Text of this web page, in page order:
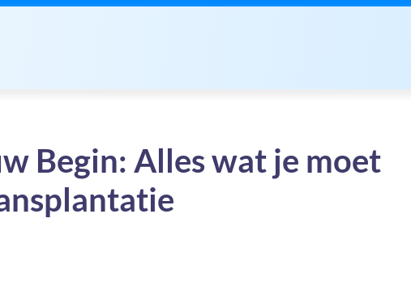
Begin: Alles wat je moet